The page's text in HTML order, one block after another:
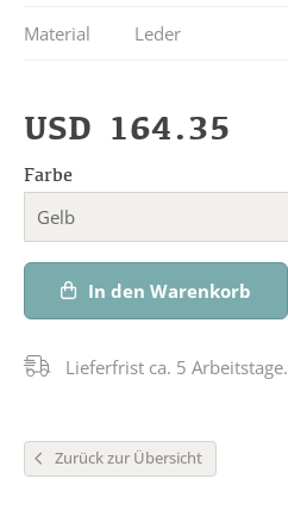
Material Leder
USD 164.35
Farbe
Gelb
In den Warenkorb
Lieferfrist ca. 5 Arbeitstage.
Zurück zur Übersicht